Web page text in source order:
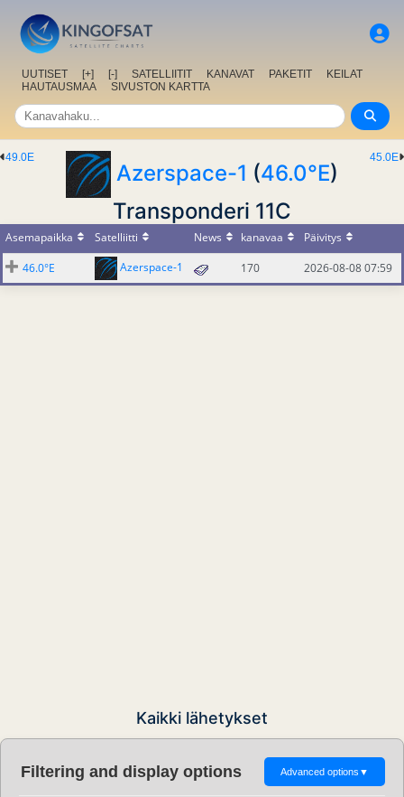
UUTISET [+] [-] SATELLIITIT KANAVAT PAKETIT
KEILAT
HAUTAUSMAA
SIVUSTON KARTTA
45.0E
49.0E
Azerspace-1 (46.0°E)
Transponderi 11C
Asemapaikka Satelliitti News kanavaa
Päivitys
46.0°E
Azerspace-1 170 2026-08-08 07:59
Kaikki lähetykset
Filtering and display options Advanced options ▼